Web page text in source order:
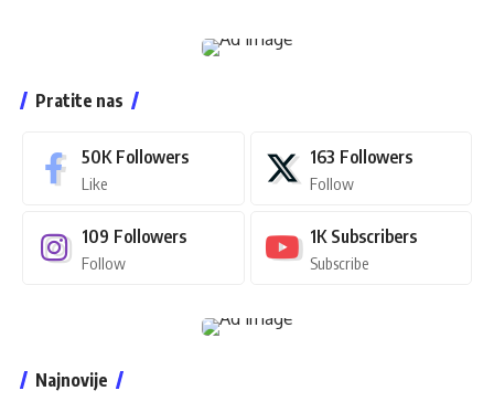
Pratite nas
50K Followers
Like
163 Followers
Follow
109 Followers
Follow
1K Subscribers
Subscribe
Najnovije